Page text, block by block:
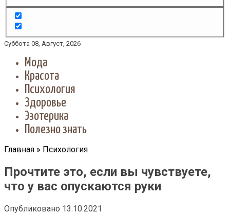
Суббота 08, Август, 2026
Мода
Красота
Психология
Здоровье
Эзотерика
Полезно знать
Главная » Психология
Прочтите это, если вы чувствуете,
что у вас опускаются руки
Опубликовано 13.10.2021